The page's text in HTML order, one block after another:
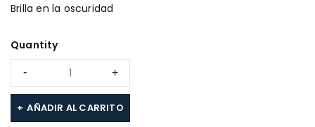
Brilla en la oscuridad
Quantity
AÑADIR AL CARRITO